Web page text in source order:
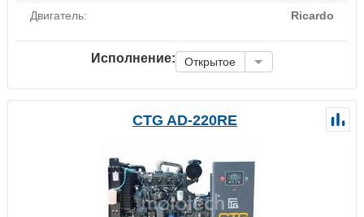
Двигатель: Ricardo
Исполнение: Открытое
CTG AD-220RE